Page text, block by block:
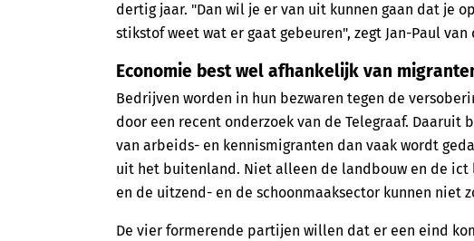
dertig jaar. "Dan wil je er van uit kunnen gaan dat je
stikstof weet wat er gaat gebeuren", zegt Jan-Paul van
Economie best wel afhankelijk van
Bedrijven worden in hun bezwaren tegen de
door een recent onderzoek van de Telegraaf.
van arbeids- en kennismigranten dan vaak wordt
uit het buitenland. Niet alleen de landbouw en de ict
en de uitzend- en de schoonmaaksector kunnen niet
De vier formerende partijen willen dat er een eind